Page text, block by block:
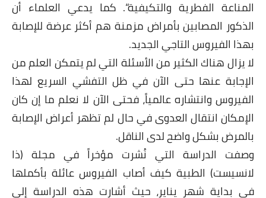
المناعة الفطرية والتكيفية“. كما يدعي العلماء أن
الذكور المصابين بأمراض مزمنة هم أكثر عرضة للإصابة
بهذا الفيروس التاجي الجديد.
لا يزال هناك الكثير من الأسئلة التي لم يتمكن العلم من
الإجابة عنها حتى الآن في ظل التفشي السريع لهذا
الفيروس وانتشاره عالمياً، فحتى الآن لا نعلم ما إن كان
الإمكان انتقال العدوى في حال لم تظهر أعراض الإصابة
بالمرض بشكل واضح لدى الناقل.
وصفت الدراسة التي نُشرت مؤخراً في مجلة (ذا
لانسيست) الطبية كيف أصاب الفيروس عائلة بأكملها
في بداية شهر يناير، حيث أشارت هذه الدراسة إلى